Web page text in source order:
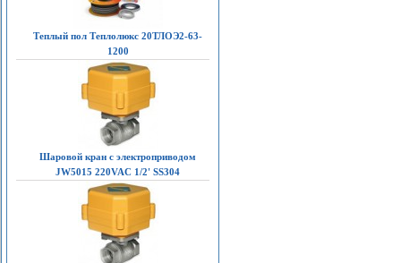
Теплый пол Теплолюкс 20ТЛОЭ2-63-
1200
Шаровой кран с электроприводом
JW5015 220VAC 1/2' SS304